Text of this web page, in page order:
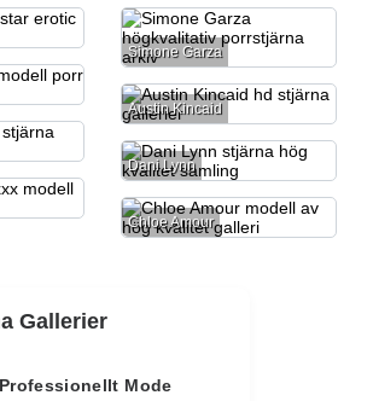
Simone Garza
Austin Kincaid
Dani Lynn
Chloe Amour
Gallerier
Mode